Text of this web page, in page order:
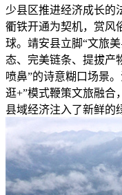
少县区推进经济成长的
衢铁开通为契机，赏风
球。靖安县立脚“文旅
态、完美链条、提拔产
喷鼻”的诗意糊口场景
逛+”模式鞭策文旅融合
县域经济注入了新鲜的